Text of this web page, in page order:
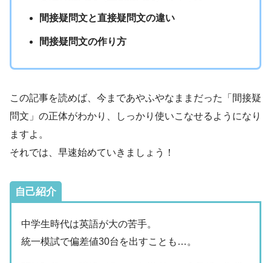
間接疑問文と直接疑問文の違い
間接疑問文の作り方
この記事を読めば、今まであやふやなままだった「間接疑
問文」の正体がわかり、しっかり使いこなせるようになり
ますよ。
それでは、早速始めていきましょう！
自己紹介
中学生時代は英語が大の苦手。
統一模試で偏差値30台を出すことも…。